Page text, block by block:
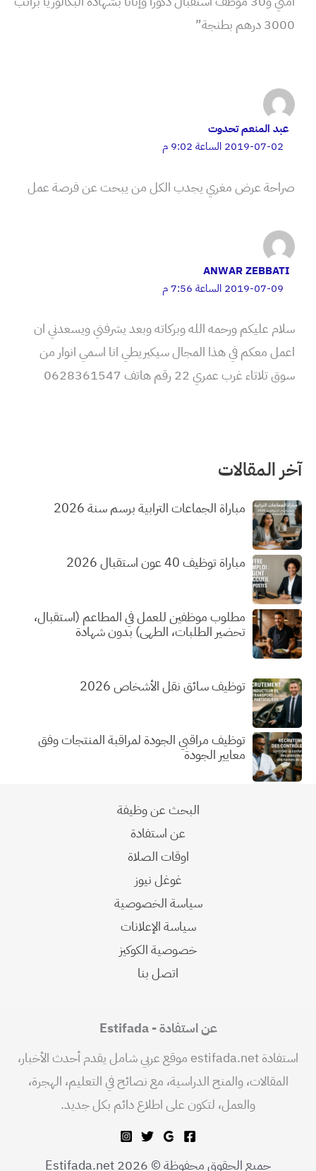
3000 درهم بطنجة”
عبد المنعم تحدوت
2019-07-02 الساعة 9:02 م
صراحة عرض مغري يجدب الكل من يبحت عن فرصة عمل
ANWAR ZEBBATI
2019-07-09 الساعة 7:56 م
سلام عليكم ورحمه الله وبركاته وبعد يشرفني ويسعدني ان
اعمل معكم في هذا المجال سيكيريطي انا اسمي انوار من
سوق تلاتاء غرب عمري 22 رقم هاتف 0628361547
آخر المقالات
مباراة الجماعات الترابية برسم سنة 2026
مباراة توظيف 40 عون استقبال 2026
مطلوب موظفين للعمل في المطاعم (استقبال،
تحضير الطلبات، الطهي) بدون شهادة
توظيف سائق نقل الأشخاص 2026
توظيف مراقبي الجودة لمراقبة المنتجات وفق
معايير الجودة
البحث عن وظيفة
عن استفادة
اوقات الصلاة
غوغل نيوز
سياسة الخصوصية
سياسة الإعلانات
خصوصية الكوكيز
اتصل بنا
عن استفادة - Estifada
استفادة estifada.net موقع عربي شامل يقدم أحدث الأخبار،
المقالات، والمنح الدراسية، مع نصائح في التعليم، الهجرة،
والعمل، لتكون على اطلاع دائم بكل جديد.
جميع الحقوق محفوظة © 2026 Estifada.net